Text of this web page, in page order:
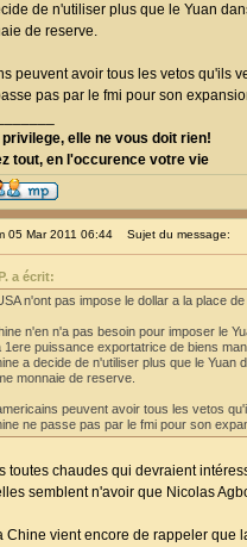
de n'utiliser plus que le Yuan
de reserve.
peuvent avoir tous les vetos qu'ils
pas par le fmi pour son
privilege, elle ne vous doit rien!
tout, en l'occurence votre vie
05 Mar 2011 06:44 Sujet du message:
a écrit:
n'ont pas impose le dollar a la place
n'en n'a pas besoin pour imposer le
1ere puissance exportatrice de biens
a decide de n'utiliser plus que le
monnaie de reserve.
peuvent avoir tous les vetos
ne passe pas par le fmi pour son
toutes chaudes qui devraient
semblent n'avoir que Nicolas
Chine vient encore de rappeler